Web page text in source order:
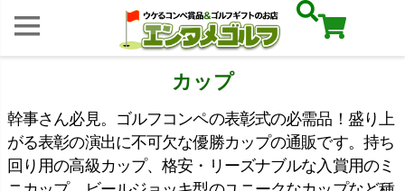
カップ
幹事さん必見。ゴルフコンペの表彰式の必需品！盛り上
がる表彰の演出に不可欠な優勝カップの通販です。持ち
回り用の高級カップ、格安・リーズナブルな入賞用のミ